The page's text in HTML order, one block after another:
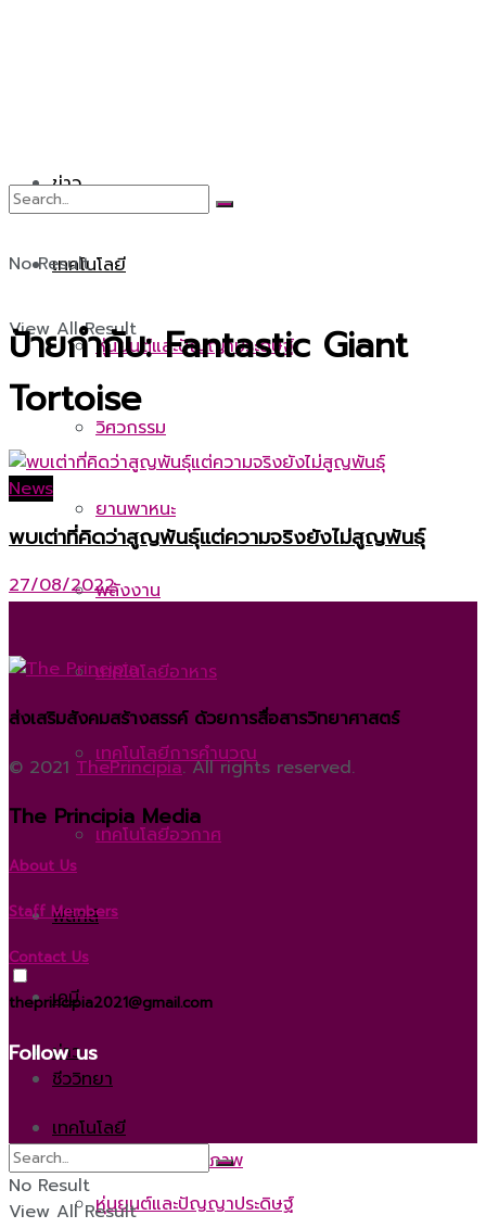
ข่าว
เทคโนโลยี
หุ่นยนต์และปัญญาประดิษฐ์
วิศวกรรม
ยานพาหนะ
พลังงาน
เทคโนโลยีอาหาร
เทคโนโลยีการคำนวณ
เทคโนโลยีอวกาศ
ฟิสิกส์
เคมี
ชีววิทยา
วิทยาศาสตร์สุขภาพ
ข่าว
เทคโนโลยี
หุ่นยนต์และปัญญาประดิษฐ์
No Result
View All Result
ป้ายกำกับ:Fantastic Giant
Tortoise
News
พบเต่าที่คิดว่าสูญพันธุ์แต่ความจริงยังไม่สูญพันธุ์
27/08/2022
ส่งเสริมสังคมสร้างสรรค์ ด้วยการสื่อสารวิทยาศาสตร์
© 2021 ThePrincipia. All rights reserved.
The Principia Media
About Us
Staff Members
Contact Us
theprincipia2021@gmail.com
Follow us
No Result
View All Result